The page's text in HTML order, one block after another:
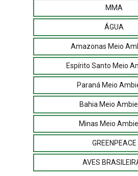
MMA
ÁGUA
Amazonas Meio
Espírito Santo Meio
Paraná Meio
Bahia Meio
Minas Meio
GREENPEACE
AVES